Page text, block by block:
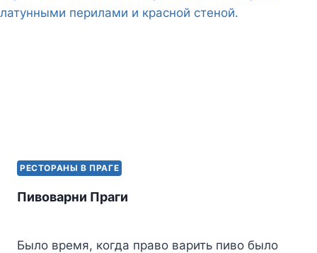
РЕСТОРАНЫ В ПРАГЕ
Пивоварни Праги
Было время, когда право варить пиво было